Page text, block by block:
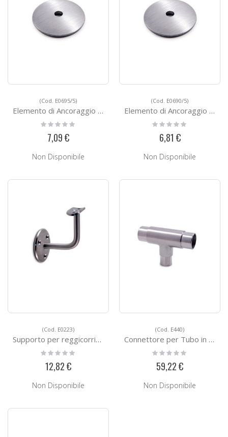
(Cod. E0695/5)
Elemento di Ancoraggio E0695/5
Rating:
7,09 €
Non Disponibile
(Cod. E0690/5)
Elemento di Ancoraggio E0690/5
Rating:
6,81 €
Non Disponibile
(Cod. E0223)
Supporto per reggicorrimano E0223
Rating:
0%
12,82 €
Non Disponibile
(Cod. E440)
Connettore per Tubo in Acciaio E440
Rating:
0%
59,22 €
Non Disponibile